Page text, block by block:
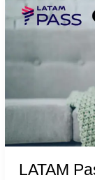
LATAM